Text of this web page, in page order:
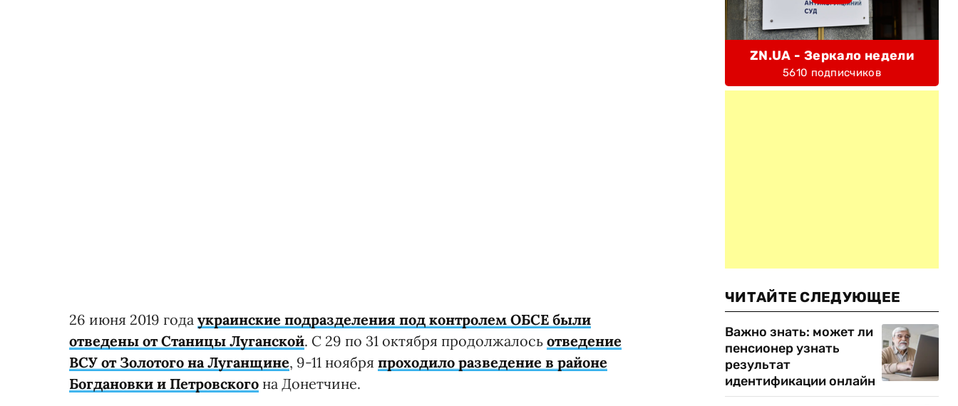
26 июня 2019 года украинские подразделения под контролем ОБСЕ были
отведены от Станицы Луганской. С 29 по 31 октября продолжалось отведение
ВСУ от Золотого на Луганщине, 9-11 ноября проходило разведение в районе
Богдановки и Петровского на Донетчине.
ZN.UA - Зеркало недели
5610 подписчиков
ЧИТАЙТЕ СЛЕДУЮЩЕЕ
Важно знать: может ли
пенсионер узнать
результат
идентификации онлайн